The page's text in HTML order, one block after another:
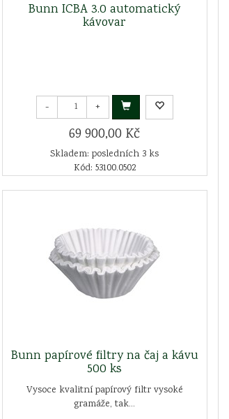
Bunn ICBA 3.0 automatický
kávovar
- +
69 900,00 Kč
Skladem: posledních 3 ks
Kód: 53100.0502
Bunn papírové filtry na čaj a kávu
500 ks
Vysoce kvalitní papírový filtr vysoké
gramáže, tak...